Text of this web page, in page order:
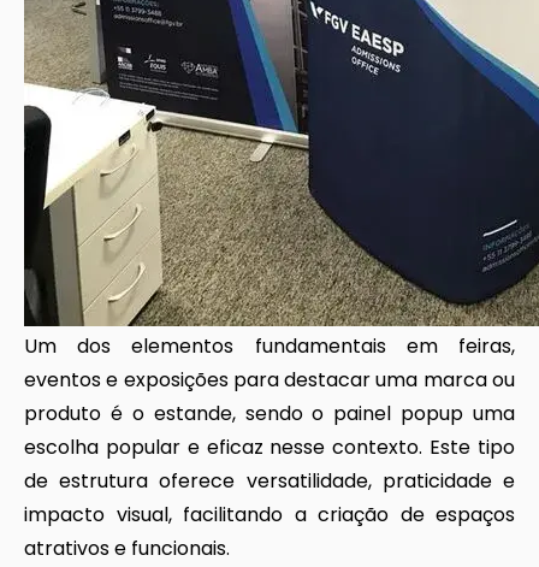
Um dos elementos fundamentais em feiras,
eventos e exposições para destacar uma marca ou
produto é o estande, sendo o painel popup uma
escolha popular e eficaz nesse contexto. Este tipo
de estrutura oferece versatilidade, praticidade e
impacto visual, facilitando a criação de espaços
atrativos e funcionais.